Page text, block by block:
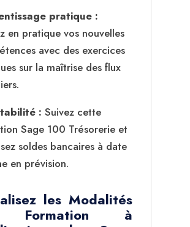
pratique :
en pratique vos nouvelles
avec des exercices
sur la maîtrise des flux
: Suivez cette
Sage 100 Trésorerie et
soldes bancaires à date
en prévision.
les Modalités
Formation à